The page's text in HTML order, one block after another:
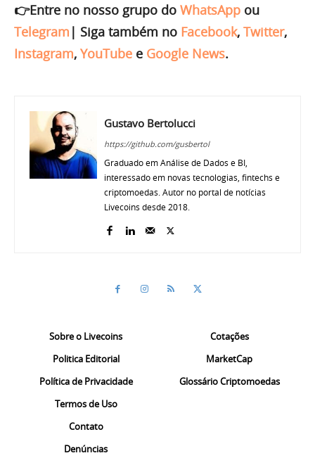
👉Entre no nosso grupo do WhatsApp ou
Telegram | Siga também no Facebook, Twitter,
Instagram, YouTube e Google News.
Gustavo Bertolucci
https://github.com/gusbertol
Graduado em Análise de Dados e BI,
interessado em novas tecnologias, fintechs e
criptomoedas. Autor no portal de notícias
Livecoins desde 2018.
Sobre o Livecoins
Politica Editorial
Política de Privacidade
Termos de Uso
Contato
Denúncias
Cotações
MarketCap
Glossário Criptomoedas